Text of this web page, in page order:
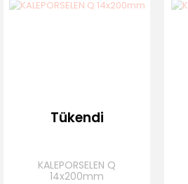
Tükendi
KALEPORSELEN Q
14x200mm